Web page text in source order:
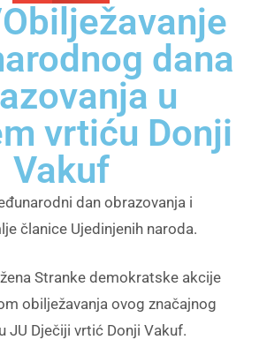
dana
u
vrtiću Donji
Vakuf
dan obrazovanja i
članice Ujedinjenih naroda.
Stranke demokratske akcije
obilježavanja ovog značajnog
JU Dječiji vrtić Donji Vakuf.